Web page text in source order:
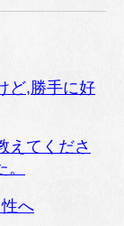
ど,勝手に好
えてくださ
へ